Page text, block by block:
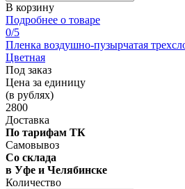
В корзину
Подробнее о товаре
0/5
Пленка воздушно-пузырчатая
Цветная
Под заказ
Цена за единицу
(в рублях)
2800
Доставка
По тарифам ТК
Самовывоз
Со склада
в Уфе и Челябинске
Количество